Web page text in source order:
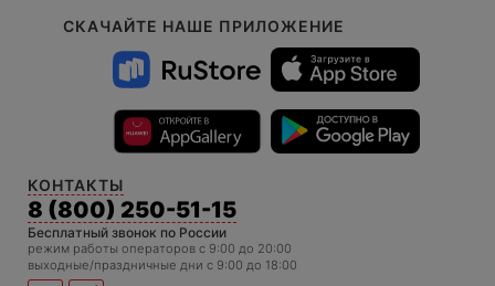
СКАЧАЙТЕ НАШЕ ПРИЛОЖЕНИЕ
КОНТАКТЫ
8 (800) 250-51-15
Бесплатный звонок по России
режим работы операторов c 9:00 до 20:00
выходные/праздничные дни с 9:00 до 18:00